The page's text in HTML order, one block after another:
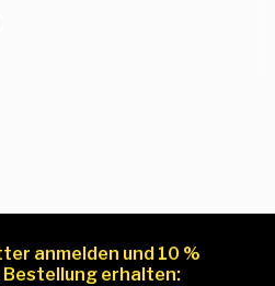
anmelden und 10 %
erhalten: